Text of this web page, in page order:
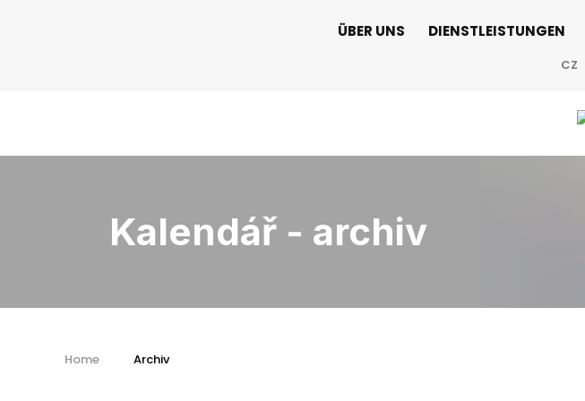
ÜBER UNS DIENSTLEISTUNGEN
CZ
Kalendář - archiv
Home Archiv